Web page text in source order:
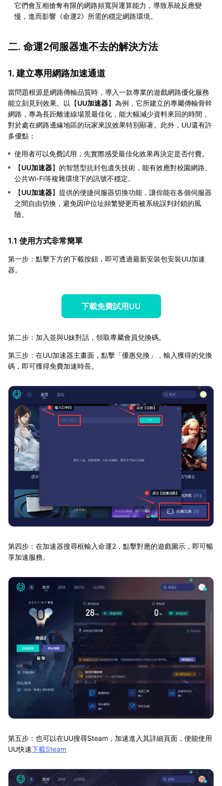
它們會互相搶奪有限的網路頻寬與運算能力，導致系統反應變
慢，進而影響《命運2》所需的穩定網路環境。
二. 命運2伺服器進不去的解決方法
1. 建立專用網路加速通道
當問題根源是網路傳輸品質時，導入一款專業的遊戲網路優化服務
能立刻見到效果。以【UU加速器】為例，它所建立的專屬傳輸骨幹
網路，專為長距離連線場景最佳化，能大幅減少資料來回的時間，
對於處在網路邊緣地區的玩家來說效果特別顯著。此外，UU還有許
多優點：
使用者可以免費試用，先實際感受最佳化效果再決定是否付費。
【UU加速器】的智慧型抗封包遺失技術，能有效應對校園網路、
公共Wi-Fi等複雜環境下的訊號不穩定。
【UU加速器】提供的便捷伺服器切換功能，讓你能在各個伺服器
之間自由切換，避免因IP位址頻繁變更而被系統誤判封鎖的風
險。
1.1 使用方式非常簡單
第一步：點擊下方的下載按鈕，即可透過最新安裝包安裝UU加速
器。
下載免費試用UU
第二步：加入並與U妹對話，領取專屬會員兌換碼。
第三步：在UU加速器主畫面，點擊「優惠兌換」，輸入獲得的兌換
碼，即可獲得免費加速時長。
第四步：在加速器搜尋框輸入命運2，點擊對應的遊戲圖示，即可暢
享加速服務。
第五步：也可以在UU搜尋Steam，加速進入其詳細頁面，便能使用
UU快速下載Steam